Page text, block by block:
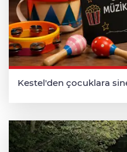
Kestel'den çocuklara